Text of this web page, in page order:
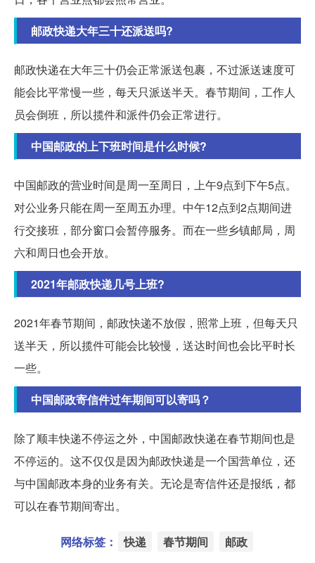
邮政快递大年三十还派送吗?
邮政快递在大年三十仍会正常派送包裹，不过派送速度可
能会比平常慢一些，每天只派送半天。春节期间，工作人
员会倒班，所以揽件和派件仍会正常进行。
中国邮政的上下班时间是什么时候?
中国邮政的营业时间是周一至周日，上午9点到下午5点。
对公业务只能在周一至周五办理。中午12点到2点期间进
行交接班，部分窗口会暂停服务。而在一些乡镇邮局，周
六和周日也会开放。
2021年邮政快递几号上班?
2021年春节期间，邮政快递不放假，照常上班，但每天只
送半天，所以揽件可能会比较慢，送达时间也会比平时长
一些。
中国邮政寄信件过年期间可以寄吗？
除了顺丰快递不停运之外，中国邮政快递在春节期间也是
不停运的。这不仅仅是因为邮政快递是一个国营单位，还
与中国邮政本身的业务有关。无论是寄信件还是报纸，都
可以在春节期间寄出。
网络标签： 快递 春节期间 邮政